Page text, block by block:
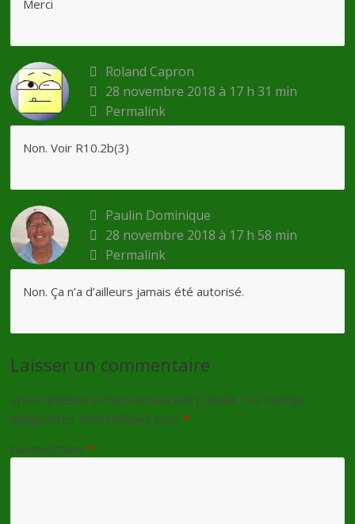
Merci
Roland Capron
28 novembre 2018 à 17 h 31 min
Permalink
Non. Voir R10.2b(3)
Paulin Dominique
28 novembre 2018 à 17 h 58 min
Permalink
Non. Ça n’a d’ailleurs jamais été autorisé.
Laisser un commentaire
Votre adresse e-mail ne sera pas publiée. Les champs
obligatoires sont indiqués avec*
Commentaire*